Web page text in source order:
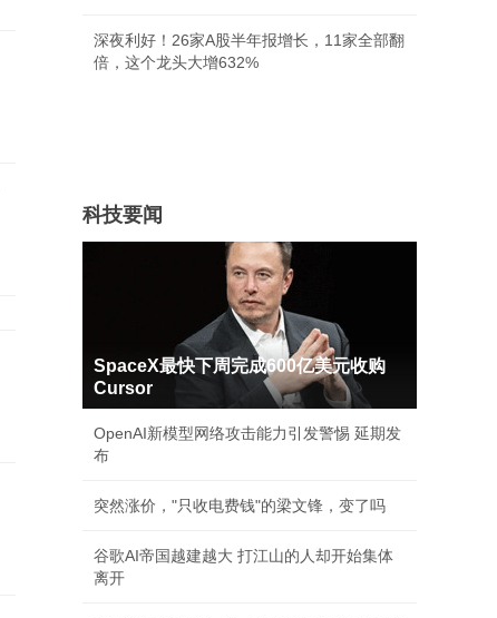
深夜利好！26家A股半年报增长，11家全部翻
倍，这个龙头大增632%
科技要闻
SpaceX最快下周完成600亿美元收购
Cursor
OpenAI新模型网络攻击能力引发警惕 延期发
布
突然涨价，"只收电费钱"的梁文锋，变了吗
谷歌AI帝国越建越大 打江山的人却开始集体
离开